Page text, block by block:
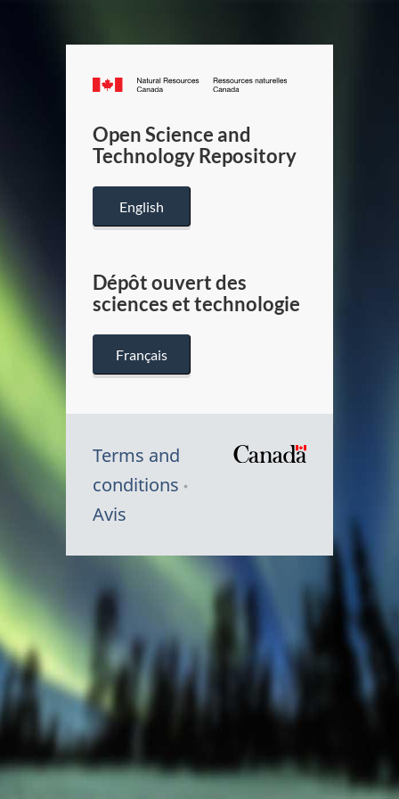
Canada.ca
/
Canada
Open Science and
Technology Repository
English
Dépôt ouvert des
sciences et technologie
Français
Terms and
conditions
Avis
Canada